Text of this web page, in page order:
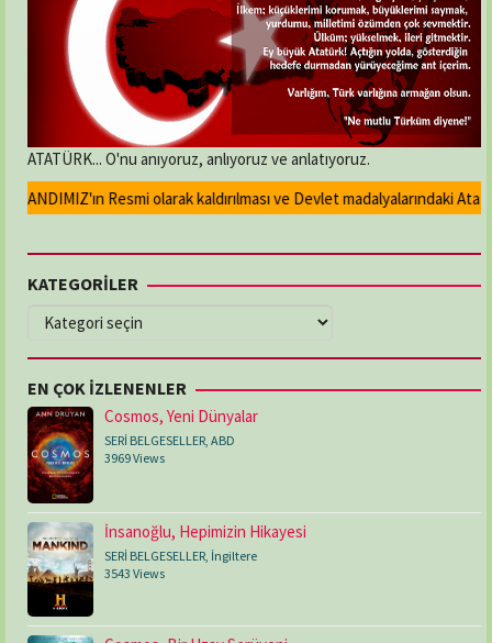
ATATÜRK... O'nu anıyoruz, anlıyoruz ve anlatıyoruz.
ANDIMIZ'ın Resmi olarak kaldırılması ve Devlet madalyalarındaki
KATEGORİLER
KATEGORİLER
EN ÇOK İZLENENLER
Cosmos, Yeni Dünyalar
SERİ BELGESELLER, ABD
3969 Views
İnsanoğlu, Hepimizin Hikayesi
SERİ BELGESELLER, İngiltere
3543 Views